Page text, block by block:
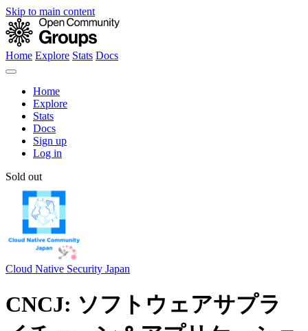
Skip to main content
Home Explore Stats Docs
Home
Explore
Stats
Docs
Sign up
Log in
Sold out
Cloud Native Security Japan
CNCJ: ソフトウェアサプラ